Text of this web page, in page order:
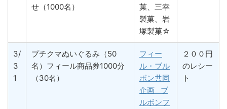
せ（1000名）
菓、三幸
製菓、岩
塚製菓☆
3/
3
1
プチクマぬいぐるみ（50
名）フィール商品券1000分
（30名）
フィー
ル・ブル
ボン共同
企画 ブ
ルボンフ
２００円
のレシー
ト